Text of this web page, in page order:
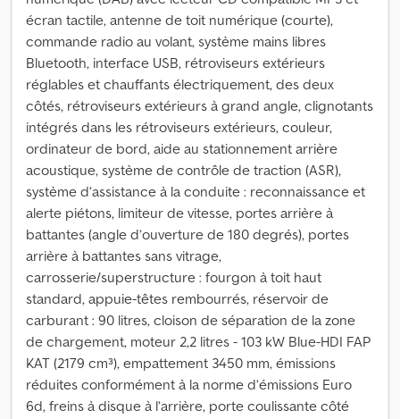
écran tactile, antenne de toit numérique (courte),
commande radio au volant, système mains libres
Bluetooth, interface USB, rétroviseurs extérieurs
réglables et chauffants électriquement, des deux
côtés, rétroviseurs extérieurs à grand angle, clignotants
intégrés dans les rétroviseurs extérieurs, couleur,
ordinateur de bord, aide au stationnement arrière
acoustique, système de contrôle de traction (ASR),
système d’assistance à la conduite : reconnaissance et
alerte piétons, limiteur de vitesse, portes arrière à
battantes (angle d’ouverture de 180 degrés), portes
arrière à battantes sans vitrage,
carrosserie/superstructure : fourgon à toit haut
standard, appuie-têtes rembourrés, réservoir de
carburant : 90 litres, cloison de séparation de la zone
de chargement, moteur 2,2 litres - 103 kW Blue-HDI FAP
KAT (2179 cm³), empattement 3450 mm, émissions
réduites conformément à la norme d’émissions Euro
6d, freins à disque à l’arrière, porte coulissante côté